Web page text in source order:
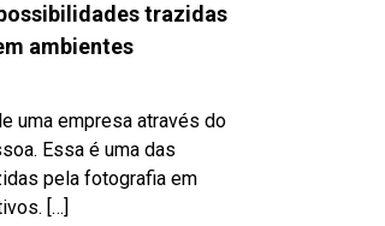
trazidas
ambientes
uma empresa através do
Essa é uma das
pela fotografia em
[…]